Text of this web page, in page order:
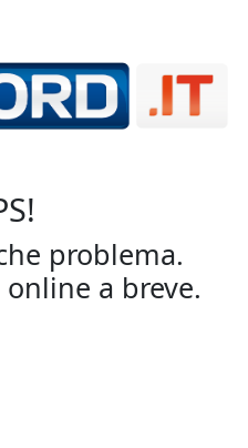
problema.
a breve.